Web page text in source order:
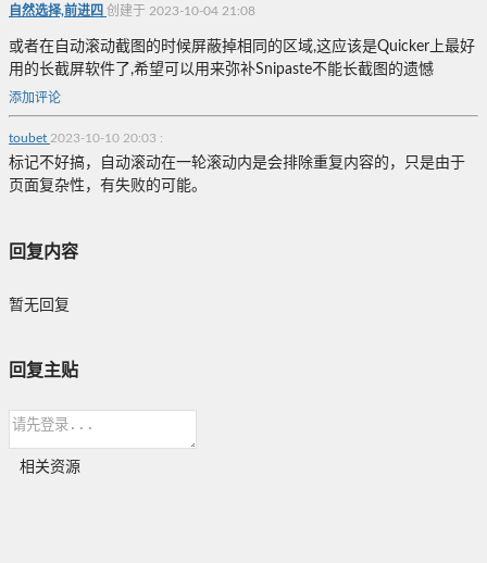
自然选择,前进四 创建于 2023-10-04 21:08
或者在自动滚动截图的时候屏蔽掉相同的区域,这应该是Quicker上最好
用的长截屏软件了,希望可以用来弥补Snipaste不能长截图的遗憾
添加评论
toubet 2023-10-10 20:03 :
标记不好搞，自动滚动在一轮滚动内是会排除重复内容的，只是由于
页面复杂性，有失败的可能。
回复内容
暂无回复
回复主贴
相关资源